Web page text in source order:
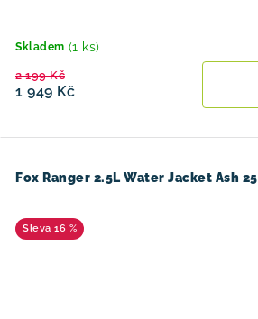
Skladem (1 ks)
1 949 Kč
2 199 Kč
Fox Ranger 2.5L Water Jacket Ash 25
16 %